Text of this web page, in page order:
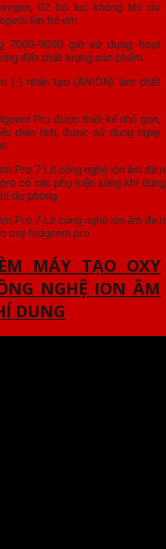
02 bộ lọc không khí dự
lớn trẻ em
7000-9000 giờ sử dụng, hoạt
đến chất lượng sản phẩm.
(-) nhân tạo (ANION) làm chất
Pro được thiết kế nhỏ gọn,
diện tích, được sử dụng ngay
có các phụ kiện xông khí
dự phòng
oxy hidgeem pro
MÁY TẠO OXY
NGHỆ ION ÂM
DUNG